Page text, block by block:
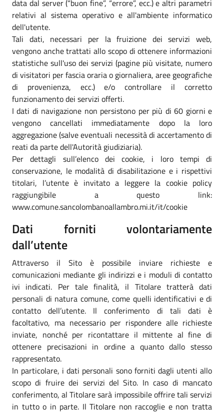
data dal server (“buon fine”, “errore”, ecc.) e altri parametri
relativi al sistema operativo e all'ambiente informatico
dell'utente.
Tali dati, necessari per la fruizione dei servizi web,
vengono anche trattati allo scopo di ottenere informazioni
statistiche sull'uso dei servizi (pagine più visitate, numero
di visitatori per fascia oraria o giornaliera, aree geografiche
di provenienza, ecc.) e/o controllare il corretto
funzionamento dei servizi offerti.
I dati di navigazione non persistono per più di 60 giorni e
vengono cancellati immediatamente dopo la loro
aggregazione (salve eventuali necessità di accertamento di
reati da parte dell'Autorità giudiziaria).
Per dettagli sull’elenco dei cookie, i loro tempi di
conservazione, le modalità di disabilitazione e i rispettivi
titolari, l’utente è invitato a leggere la cookie policy
raggiungibile a questo link:
www.comune.sancolombanoallambro.mi.it/it/cookie
Dati forniti volontariamente
dall’utente
Attraverso il Sito è possibile inviare richieste e
comunicazioni mediante gli indirizzi e i moduli di contatto
ivi indicati. Per tale finalità, il Titolare tratterà dati
personali di natura comune, come quelli identificativi e di
contatto dell’utente. Il conferimento di tali dati è
facoltativo, ma necessario per rispondere alle richieste
inviate, nonché per ricontattare il mittente al fine di
ottenere precisazioni in ordine a quanto dallo stesso
rappresentato.
In particolare, i dati personali sono forniti dagli utenti allo
scopo di fruire dei servizi del Sito. In caso di mancato
conferimento, al Titolare sarà impossibile offrire tali servizi
in tutto o in parte. Il Titolare non raccoglie e non tratta